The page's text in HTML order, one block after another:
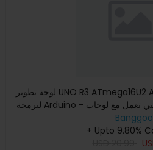
لوحة تطوير UNO R3 ATmega16U2 AVR USB Geekcreit® رئيسية
+ Upto 9.80%